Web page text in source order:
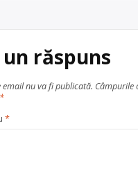
un răspuns
email nu va fi publicată. Câmpurile
*
*